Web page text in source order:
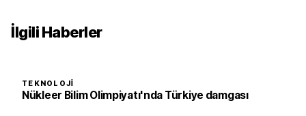
İlgili Haberler
TEKNOLOJI
Nükleer Bilim Olimpiyatı'nda Türkiye damgası